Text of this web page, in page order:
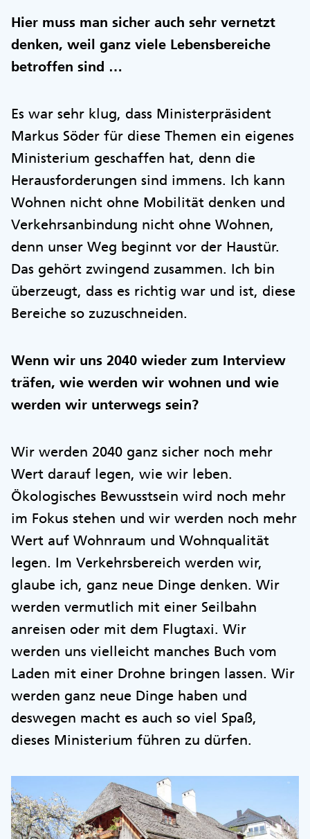
Hier muss man sicher auch sehr vernetzt
denken, weil ganz viele Lebensbereiche
betroffen sind …
Es war sehr klug, dass Ministerpräsident
Markus Söder für diese Themen ein eigenes
Ministerium geschaffen hat, denn die
Herausforderungen sind immens. Ich kann
Wohnen nicht ohne Mobilität denken und
Verkehrsanbindung nicht ohne Wohnen,
denn unser Weg beginnt vor der Haustür.
Das gehört zwingend zusammen. Ich bin
überzeugt, dass es richtig war und ist, diese
Bereiche so zuzuschneiden.
Wenn wir uns 2040 wieder zum Interview
träfen, wie werden wir wohnen und wie
werden wir unterwegs sein?
Wir werden 2040 ganz sicher noch mehr
Wert darauf legen, wie wir leben.
Ökologisches Bewusstsein wird noch mehr
im Fokus stehen und wir werden noch mehr
Wert auf Wohnraum und Wohnqualität
legen. Im Verkehrsbereich werden wir,
glaube ich, ganz neue Dinge denken. Wir
werden vermutlich mit einer Seilbahn
anreisen oder mit dem Flugtaxi. Wir
werden uns vielleicht manches Buch vom
Laden mit einer Drohne bringen lassen. Wir
werden ganz neue Dinge haben und
deswegen macht es auch so viel Spaß,
dieses Ministerium führen zu dürfen.